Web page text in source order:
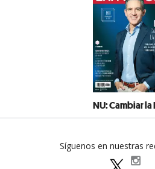
NU: Cambiar la
Síguenos en nuestras